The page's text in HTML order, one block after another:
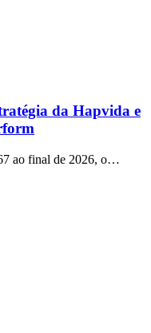
da Hapvida e
ao final de 2026, o…